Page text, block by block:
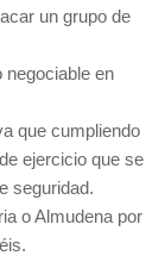
un grupo de
negociable en
que cumpliendo
ejercicio que se
seguridad.
o Almudena por